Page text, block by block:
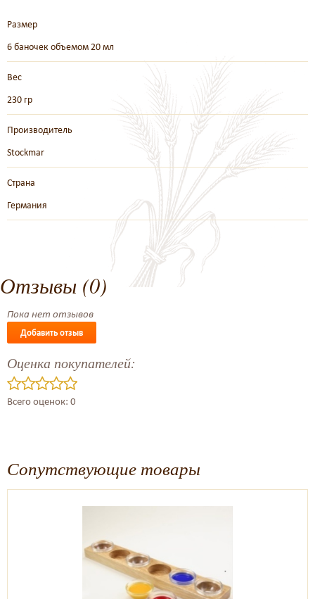
Размер
6 баночек объемом 20 мл
Вес
230 гр
Производитель
Stockmar
Страна
Германия
Отзывы (0)
Пока нет отзывов
Добавить отзыв
Оценка покупателей:
Всего оценок: 0
Сопутствующие товары